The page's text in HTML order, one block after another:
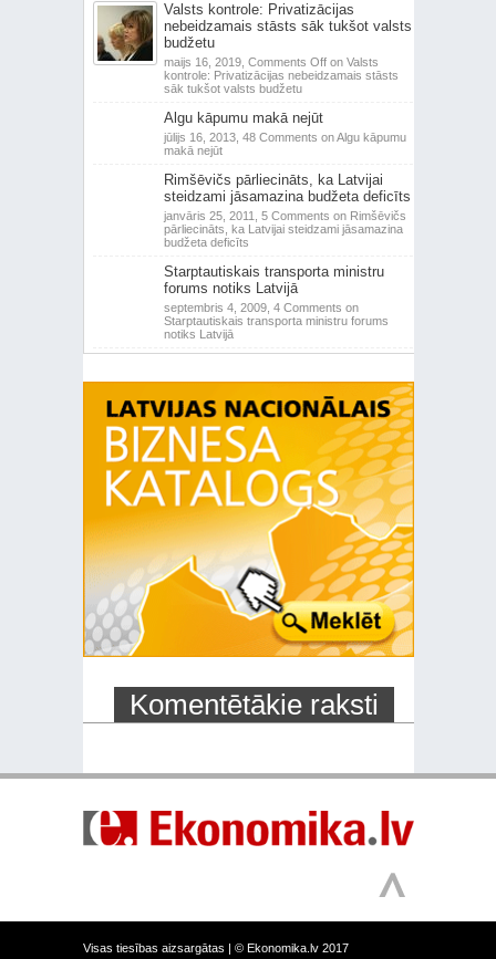
Valsts kontrole: Privatizācijas
nebeidzamais stāsts sāk tukšot valsts
budžetu
maijs 16, 2019, Comments Offon Valsts
kontrole: Privatizācijas nebeidzamais stāsts
sāk tukšot valsts budžetu
Algu kāpumu makā nejūt
jūlijs 16, 2013, 48 Comments on Algu kāpumu
makā nejūt
Rimšēvičs pārliecināts, ka Latvijai
steidzami jāsamazina budžeta deficīts
janvāris 25, 2011, 5 Comments on Rimšēvičs
pārliecināts, ka Latvijai steidzami jāsamazina
budžeta deficīts
Starptautiskais transporta ministru
forums notiks Latvijā
septembris 4, 2009, 4 Comments on
Starptautiskais transporta ministru forums
notiks Latvijā
Komentētākie raksti
Visas tiesības aizsargātas | © Ekonomika.lv 2017